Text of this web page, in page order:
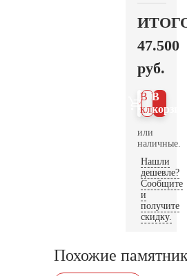
47.500
руб.
В
В 1
клик
или
наличные.
Нашли
дешевле?
Сообщите
и
получите
скидку.
Похожие